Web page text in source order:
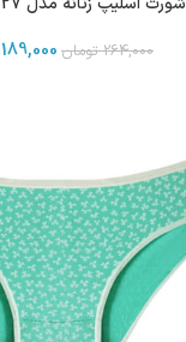
264,000 تومان 189,000